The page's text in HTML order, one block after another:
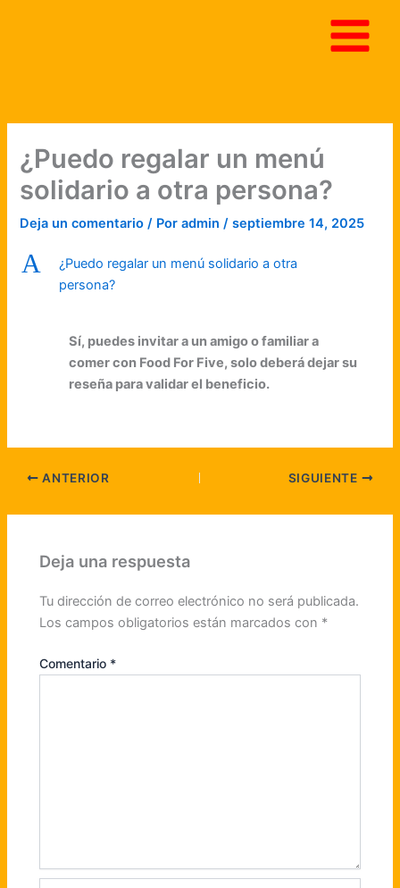
¿Puedo regalar un menú
solidario a otra persona?
Deja un comentario / Poradmin/septiembre 14, 2025
A
¿Puedo regalar un menú solidario a otra
persona?
Sí, puedes invitar a un amigo o familiar a
comer con Food For Five, solo deberá dejar su
reseña para validar el beneficio.
ANTERIOR SIGUIENTE
Deja una respuesta
Tu dirección de correo electrónico no será publicada.
Los campos obligatorios están marcados con *
Comentario *